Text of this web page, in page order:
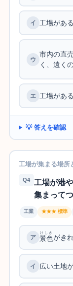
工場があ
市内の直
く、遠く
工場があ
💡 答えを確認
工場が集まる場所
Q4 工場が港
集まって
工業 ★★★ 標準
景色
けしき
がき
広い土地